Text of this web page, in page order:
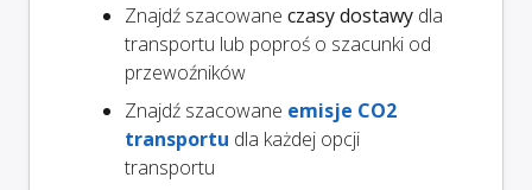
Znajdź szacowane czasy dostawy dla
transportu lub poproś o szacunki od
przewoźników
Znajdź szacowane emisje CO2
transportu dla każdej opcji
transportu